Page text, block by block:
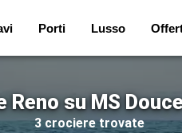
Porti Lusso
Reno su MS
3 crociere trovate